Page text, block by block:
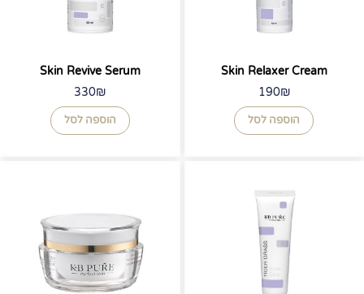
Skin Relaxer Cream
190₪
הוספה לסל
Skin Revive Serum
330₪
הוספה לסל